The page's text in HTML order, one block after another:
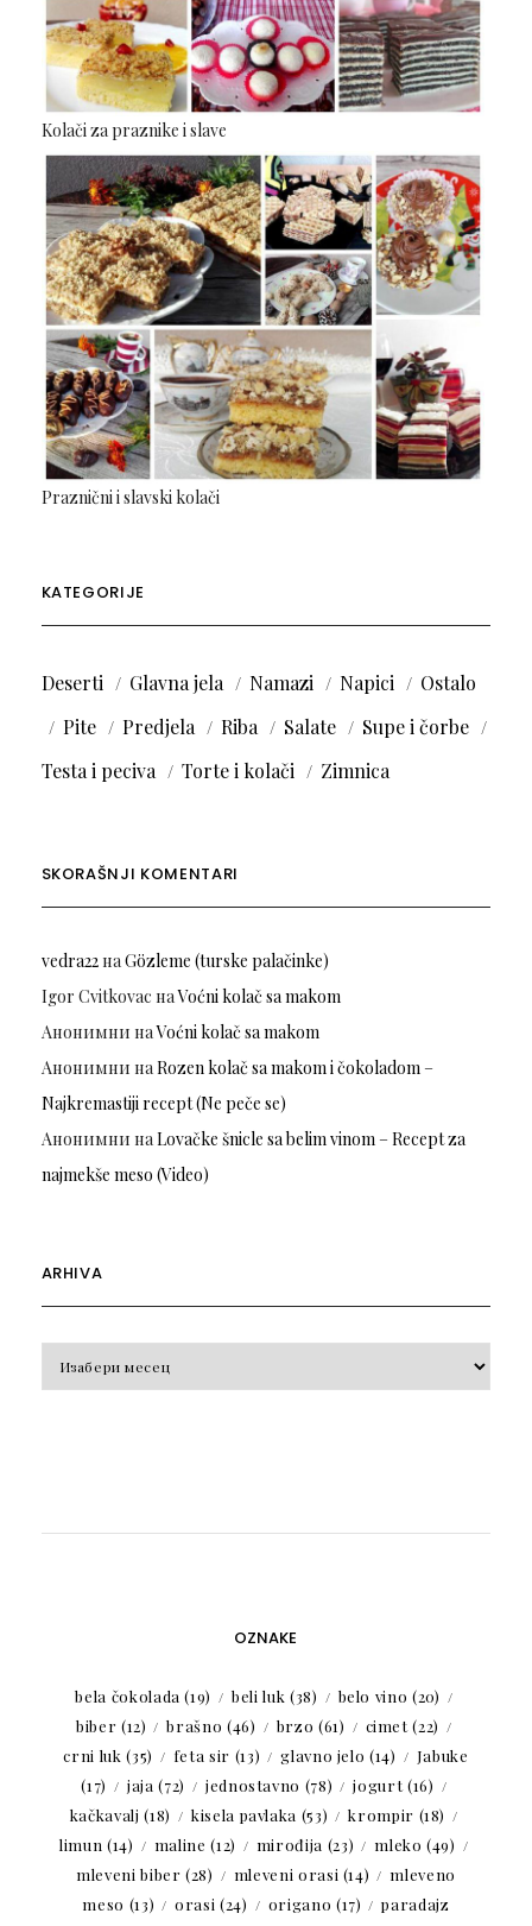
Kolači za praznike i slave
Praznični i slavski kolači
KATEGORIJE
Deserti Glavna jela Namazi Napici
Ostalo
Pite
Predjela Riba Salate
Supe i čorbe
Testa i peciva
Torte i kolači Zimnica
SKORAŠNJI KOMENTARI
vedra22наGözleme (turske palačinke)
Igor Cvitkovac наVoćni kolač sa makom
Анонимни наVoćni kolač sa makom
Анонимни наRozen kolač sa makom i čokoladom –
Najkremastiji recept (Ne peče se)
Анонимни наLovačke šnicle sa belim vinom – Recept za
najmekše meso (Video)
ARHIVA
OZNAKE
bela čokolada (19) beli luk (38) belo vino (20)
biber (12) brašno (46) brzo (61) cimet(22)
crni luk (35) feta sir (13) glavno jelo (14)
Jabuke
(17)
jaja (72) jednostavno (78) jogurt(16)
kačkavalj (18) kisela pavlaka (53) krompir (18)
limun (14) maline (12) mirođija (23) mleko (49)
mleveni biber (28) mleveni orasi (14)
mleveno
meso (13) orasi (24) origano (17)
paradajz